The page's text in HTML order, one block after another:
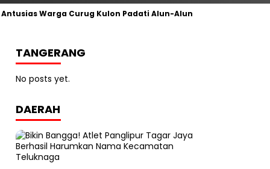
Warga Curug Kulon Padati Alun-Alun Curug
TANGERANG
No posts yet.
DAERAH